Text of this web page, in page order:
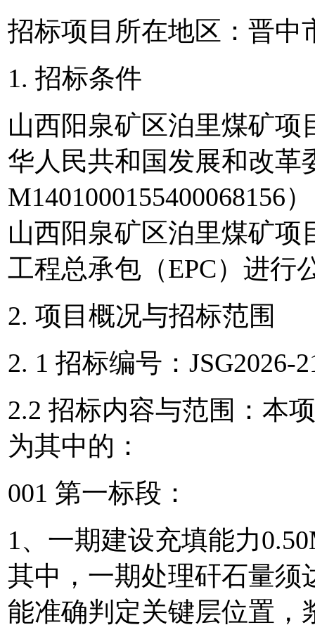
招标项目所在地区：晋中
1. 招标条件
山西阳泉矿区泊里煤矿
华人民共和国发展和改革
M1401000155400068156
山西阳泉矿区泊里煤矿
工程总承包（EPC）进行
2. 项目概况与招标范围
2. 1 招标编号：JSG2026-
2.2 招标内容与范围：本
为其中的：
001 第一标段：
1、一期建设充填能力
其中，一期处理矸石量须
能准确判定关键层位置，